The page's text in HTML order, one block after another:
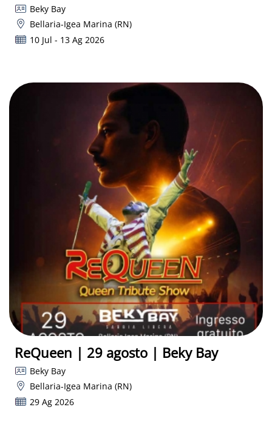
Beky Bay
Bellaria-Igea Marina (RN)
10 Jul - 13 Ag 2026
ReQueen | 29 agosto | Beky Bay
Beky Bay
Bellaria-Igea Marina (RN)
29 Ag 2026